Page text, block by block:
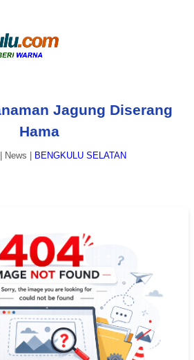
Jagung Diserang
Hama
News BENGKULU SELATAN